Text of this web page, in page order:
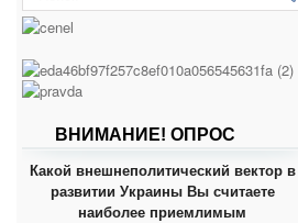
ВНИМАНИЕ! ОПРОС
Какой внешнеполитический вектор в
развитии Украины Вы считаете
наиболее приемлимым